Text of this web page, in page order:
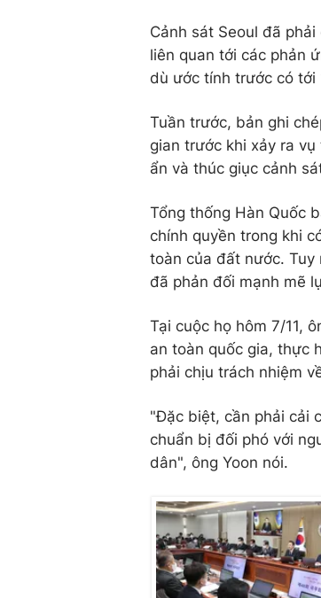
Cảnh sát Seoul đã
liên quan tới các phản
dù ước tính trước có
Tuần trước, bản ghi
gian trước khi xảy ra
ẩn và thúc giục cảnh
Tổng thống Hàn Quốc
chính quyền trong khi
toàn của đất nước. Tuy
đã phản đối mạnh mẽ
Tại cuộc họ hôm 7/11,
an toàn quốc gia, thực
phải chịu trách nhiệm
"Đặc biệt, cần phải cải
chuẩn bị đối phó với
dân", ông Yoon nói.